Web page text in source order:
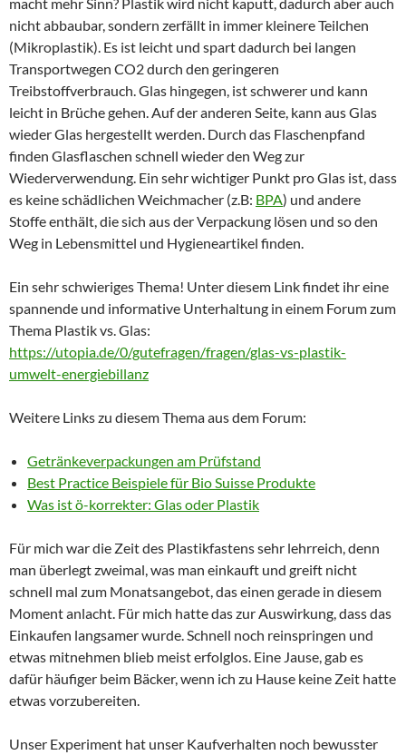
nicht abbaubar, sondern zerfällt in immer kleinere Teilchen
(Mikroplastik). Es ist leicht und spart dadurch bei langen
Transportwegen CO2 durch den geringeren
Treibstoffverbrauch. Glas hingegen, ist schwerer und kann
leicht in Brüche gehen. Auf der anderen Seite, kann aus Glas
wieder Glas hergestellt werden. Durch das Flaschenpfand
finden Glasflaschen schnell wieder den Weg zur
Wiederverwendung. Ein sehr wichtiger Punkt pro Glas ist, dass
es keine schädlichen Weichmacher (z.B: BPA) und andere
Stoffe enthält, die sich aus der Verpackung lösen und so den
Weg in Lebensmittel und Hygieneartikel finden.
Ein sehr schwieriges Thema! Unter diesem Link findet ihr eine
spannende und informative Unterhaltung in einem Forum zum
Thema Plastik vs. Glas:
https://utopia.de/0/gutefragen/fragen/glas-vs-plastik-
umwelt-energiebillanz
Weitere Links zu diesem Thema aus dem Forum:
Getränkeverpackungen am Prüfstand
Best Practice Beispiele für Bio Suisse Produkte
Was ist ö-korrekter: Glas oder Plastik
Für mich war die Zeit des Plastikfastens sehr lehrreich, denn
man überlegt zweimal, was man einkauft und greift nicht
schnell mal zum Monatsangebot, das einen gerade in diesem
Moment anlacht. Für mich hatte das zur Auswirkung, dass das
Einkaufen langsamer wurde. Schnell noch reinspringen und
etwas mitnehmen blieb meist erfolglos. Eine Jause, gab es
dafür häufiger beim Bäcker, wenn ich zu Hause keine Zeit hatte
etwas vorzubereiten.
Unser Experiment hat unser Kaufverhalten noch bewusster